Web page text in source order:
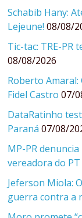
Schabib Hany:
Lejeune! 08/08/
Tic-tac: TRE-PR
08/08/2026
Roberto
Fidel Castro 07/
DataRatinho
Paraná 07/08/
MP-PR
vereadora do PT
Jeferson Miola:
guerra contra a